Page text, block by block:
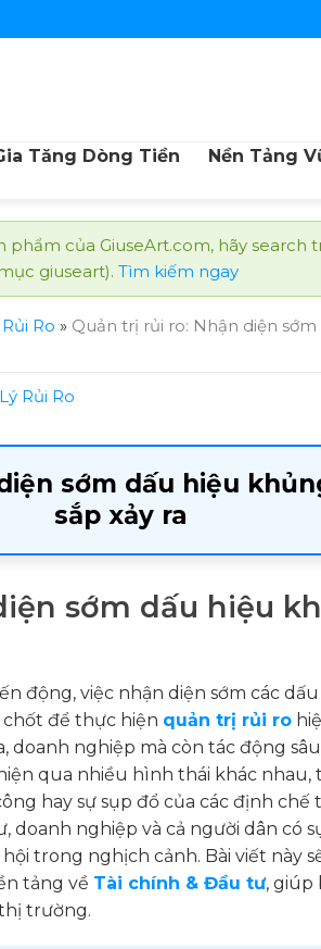
Tăng Dòng Tiền Nền Tảng
của GiuseArt.com, hãy search
giuseart). Tìm kiếm ngay
Ro » Quản trị rủi ro: Nhận diện
Rủi Ro
sớm dấu hiệu
sắp xảy ra
sớm dấu hiệu
động, việc nhận diện sớm các
chốt để thực hiện quản trị rủi ro
nghiệp mà còn tác động
qua nhiều hình thái khác nhau,
hay sự sụp đổ của các định
doanh nghiệp và cả người dân có
trong nghịch cảnh. Bài viết này
tảng về Tài chính & Đầu tư, giúp
trường.